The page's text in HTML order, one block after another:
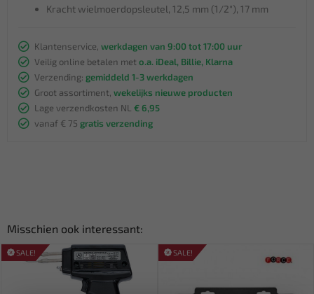
Kracht wielmoerdopsleutel, 12,5 mm (1/2"), 17 mm
Klantenservice, werkdagen van 9:00 tot 17:00 uur
Veilig online betalen met o.a. iDeal, Billie, Klarna
Verzending: gemiddeld 1-3 werkdagen
Groot assortiment, wekelijks nieuwe producten
Lage verzendkosten NL € 6,95
vanaf € 75 gratis verzending
Misschien ook interessant:
SALE! SALE!